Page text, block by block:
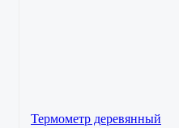
Термометр деревянный